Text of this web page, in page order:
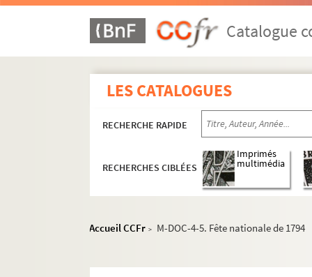
Catalogue
LES CATALOGUES
RECHERCHE RAPIDE
RECHERCHES CIBLÉES
Imprimés
multimédia
Accueil CCFr > M-DOC-4-5. Fête nationale de 1794